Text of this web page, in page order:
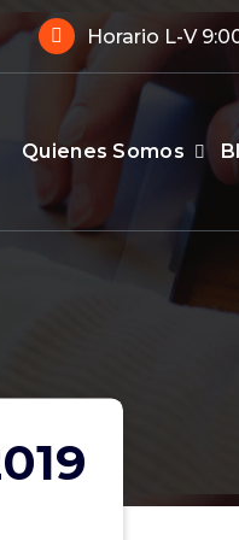
Horario L-V
Quienes Somos